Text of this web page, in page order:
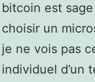
bitcoin est
choisir un
je ne vois pas
individuel d’un